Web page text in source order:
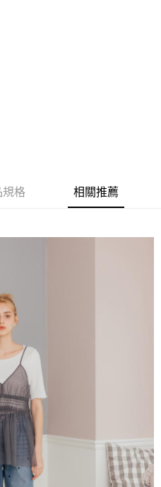
付款」的支付方式。 讓您購物簡單
需儲值。
。
，方視為交易完成。
繳費，但若您需要取消訂單，請聯絡
之「AFTEE先享後付」服務完成之交
資料，並將交易相關給付款項請求債
下網址：
理人或監護人之同意方可使用
者引起之損失，本公司不負相關責
據個別帳號之用戶狀況，依本公司即
度不足之情形，本公司將視審查結果
資訊註冊。若發現惡意使用之情形，
戶之使用額度並採取法律行動。
免運費
)免運費
規格 相關推薦